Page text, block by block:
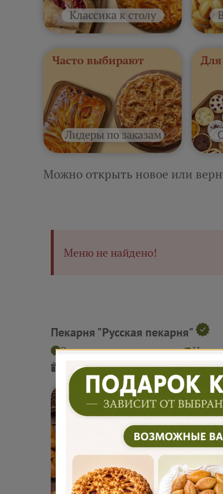
Часто выбирают Для
Можно открыть новое или
Меню не найдено!
Пекарня "Русская пекарня"
Заказ на завтра или позже
Подарокот пекарни Подарокот